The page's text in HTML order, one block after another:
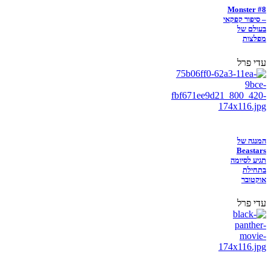
Monster #8
– סיפור קפקאי
בעולם של
מפלצות
עדי פרל
המנגה של
Beastars
תגיע לסיומה
בתחילת
אוקטובר
עדי פרל